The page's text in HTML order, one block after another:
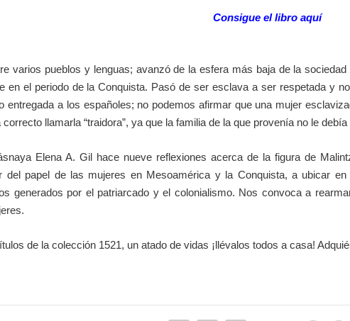
Consigue el libro aquí
varios pueblos y lenguas; avanzó de la esfera más baja de la
en el periodo de la Conquista. Pasó de ser esclava a ser respetada y
entregada a los españoles; no podemos afirmar que una mujer
llamarla “traidora”, ya que la familia de la que provenía no le
Elena A. Gil hace nueve reflexiones acerca de la figura de
del papel de las mujeres en Mesoamérica y la Conquista, a ubicar
generados por el patriarcado y el colonialismo. Nos convoca a
de la colección 1521, un atado de vidas ¡llévalos todos a casa!